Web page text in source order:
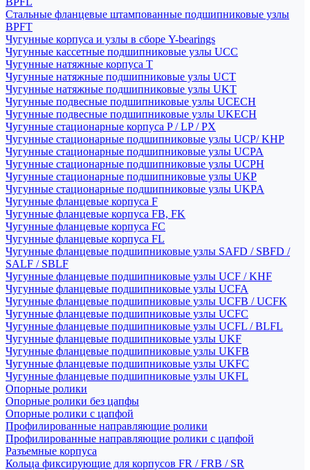
Стальные фланцевые штампованные подшипниковые узлы
BPFT
Чугунные корпуса и узлы в сборе Y-bearings
Чугунные кассетные подшипниковые узлы UCC
Чугунные натяжные корпуса T
Чугунные натяжные подшипниковые узлы UCT
Чугунные натяжные подшипниковые узлы UKT
Чугунные подвесные подшипниковые узлы UCECH
Чугунные подвесные подшипниковые узлы UKECH
Чугунные стационарные корпуса P / LP / PX
Чугунные стационарные подшипниковые узлы UCP/ KHP
Чугунные стационарные подшипниковые узлы UCPA
Чугунные стационарные подшипниковые узлы UCPH
Чугунные стационарные подшипниковые узлы UKP
Чугунные стационарные подшипниковые узлы UKPA
Чугунные фланцевые корпуса F
Чугунные фланцевые корпуса FB, FK
Чугунные фланцевые корпуса FC
Чугунные фланцевые корпуса FL
Чугунные фланцевые подшипниковые узлы SAFD / SBFD /
SALF / SBLF
Чугунные фланцевые подшипниковые узлы UCF / KHF
Чугунные фланцевые подшипниковые узлы UCFA
Чугунные фланцевые подшипниковые узлы UCFB / UCFK
Чугунные фланцевые подшипниковые узлы UCFC
Чугунные фланцевые подшипниковые узлы UCFL / BLFL
Чугунные фланцевые подшипниковые узлы UKF
Чугунные фланцевые подшипниковые узлы UKFB
Чугунные фланцевые подшипниковые узлы UKFC
Чугунные фланцевые подшипниковые узлы UKFL
Опорные ролики
Опорные ролики без цапфы
Опорные ролики с цапфой
Профилированные направляющие ролики
Профилированные направляющие ролики с цапфой
Разъемные корпуса
Кольца фиксирующие для корпусов FR / FRB / SR